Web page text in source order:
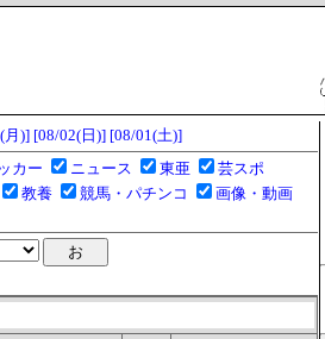
月)] [08/02(日)] [08/01(土)]
カー ニュース 東亜
芸スポ
教養 競馬・パチンコ
画像・動画